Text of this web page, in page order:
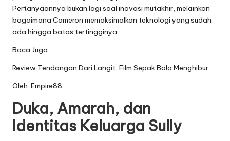
Pertanyaannya bukan lagi soal inovasi mutakhir, melainkan
bagaimana Cameron memaksimalkan teknologi yang sudah
ada hingga batas tertingginya.
Baca Juga
Review Tendangan Dari Langit, Film Sepak Bola Menghibur
Oleh: Empire88
Duka, Amarah, dan
Identitas Keluarga Sully